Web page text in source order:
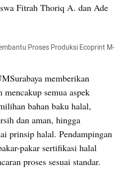
Fitrah Thoriq A. dan Ade
Proses Produksi Ecoprint M-
memberikan
semua aspek
bahan baku halal,
dan aman, hingga
prinsip halal. Pendampingan
pakar sertifikasi halal
proses sesuai standar.